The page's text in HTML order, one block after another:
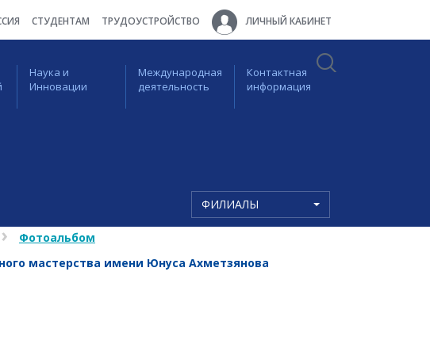
СТУДЕНТАМ ТРУДОУСТРОЙСТВО ЛИЧНЫЙ КАБИНЕТ
Наука и
Инновации
Международная
деятельность
Контактная
информация
ФИЛИАЛЫ
Фотоальбом
мастерства имени Юнуса Ахметзянова